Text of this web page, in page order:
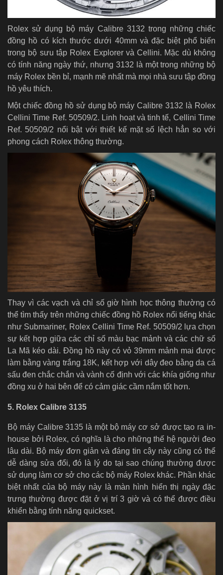
Rolex sử dụng bộ máy Calibre 3132 trong những chiếc
đồng hồ có kích thước dưới 40mm và đặc biệt phổ biến
trong bộ sưu tập Rolex Explorer và Cellini. Mặc dù không
có tính năng ngày thứ, nhưng 3132 là một trong những bộ
máy Rolex bền bỉ, mạnh mẽ nhất mà mọi nhà sưu tập đồng
hồ yêu thích.
Một chiếc đồng hồ sử dụng bộ máy Calibre 3132 là Rolex
Cellini Time Ref. 50509/2. Linh hoạt và tinh tế, Cellini Time
Ref. 50509/2 nổi bật với thiết kế mặt số lệch hẳn so với
phong cách Rolex thông thường.
Thay vì các vạch và chỉ số giờ hình học thông thường có
thể tìm thấy trên những chiếc đồng hồ Rolex nổi tiếng khác
như Submariner, Rolex Cellini Time Ref. 50509/2 lựa chọn
sự kết hợp giữa các chỉ số màu bạc mảnh và các chữ số
La Mã kéo dài. Đồng hồ này có vỏ 39mm mảnh mai được
làm bằng vàng trắng 18K, kết hợp với dây đeo bằng da cá
sấu đen chắc chắn và vành cố định với các khía giống như
đồng xu ở hai bên để có cảm giác cầm nắm tốt hơn.
5. Rolex Calibre 3135
Bộ máy Calibre 3135 là một bộ máy cơ sở được tạo ra in-
house bởi Rolex, có nghĩa là cho những thế hệ người đeo
lâu dài. Bộ máy đơn giản và đáng tin cậy này cũng có thể
dễ dàng sửa đổi, đó là lý do tại sao chúng thường được
sử dụng làm cơ sở cho các bộ máy Rolex khác. Phần khác
biệt nhất của bộ máy này là màn hình hiển thị ngày đặc
trưng thường được đặt ở vị trí 3 giờ và có thể được điều
khiển bằng tính năng quickset.